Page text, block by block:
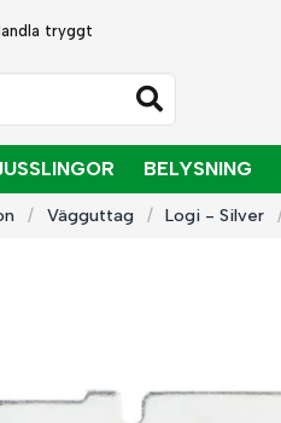
tryggt
BELYSNING
Vägguttag Logi - Silver